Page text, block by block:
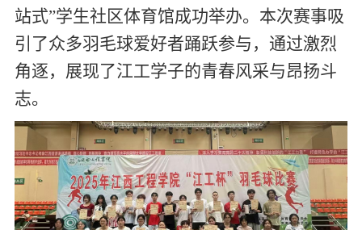
站式”学生社区体育馆成功举办。本次赛事吸
引了众多羽毛球爱好者踊跃参与，通过激烈
角逐，展现了江工学子的青春风采与昂扬斗
志。